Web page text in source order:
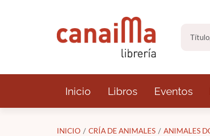
Inicio Libros Eventos
INICIO CRÍA DE ANIMALES ANIMALES